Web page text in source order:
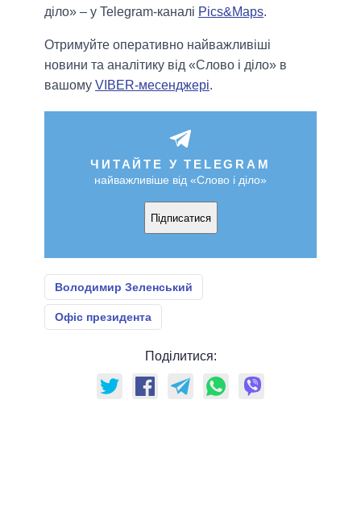
діло» – у Telegram-каналі Pics&Maps.
Отримуйте оперативно найважливіші
новини та аналітику від «Слово і діло» в
вашому VIBER-месенджері.
ЧИТАЙТЕ У TELEGRAM
найважливіше від «Слово і діло»
Підписатися
Володимир Зеленський
Офіс президента
Поділитися: